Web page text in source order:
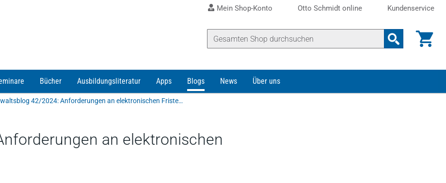
Mein Shop-Konto Otto Schmidt online Kundenservice
Bücher Ausbildungsliteratur Apps Blogs News Über uns
Anwaltsblog 42/2024: Anforderungen an elektronischen Fristenkalender
an elektronischen